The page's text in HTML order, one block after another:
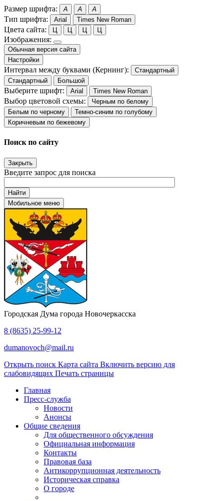
Размер шрифта: A A A
Тип шрифта: Arial Times New Roman
Цвета сайта: Ц Ц Ц Ц
Изображения:
Обычная версия сайта
Настройки
Интервал между буквами (Кернинг):
Стандартный
Стандартный
Большой
Выберите шрифт: Arial Times New Roman
Выбор цветовой схемы:
Черным по белому
Белым по черному
Темно-синим по голубому
Коричневым по бежевому
Поиск по сайту
Закрыть
Введите запрос для поиска
Найти
Мобильное меню
Городская Дума города Новочеркасска
8 (8635) 25-99-12
dumanovoch@mail.ru
Открыть поиск Карта сайта Включить версию для
слабовидящих Печать страницы
Главная
Пресс-служба
Новости
Анонсы
Общие сведения
Для общественного обсуждения
Официальная информация
Контакты
Правовая база
Антикоррупционная деятельность
Историческая справка
О городе